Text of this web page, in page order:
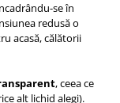
se în
redusă o
acasă, călătorii
, ceea ce
alt lichid alegi).